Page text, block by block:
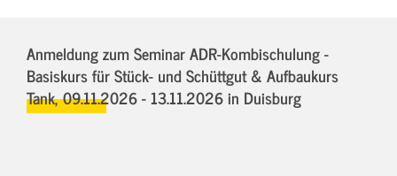
Anmeldung zum Seminar ADR-Kombischulung -
Basiskurs für Stück- und Schüttgut & Aufbaukurs
Tank,09.11.2026 - 13.11.2026in Duisburg